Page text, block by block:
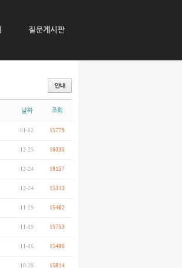
질문게시판
날짜 조회
01-02 15779
12-25 16035
12-24 18157
12-24 15313
11-29 15462
11-19 15753
11-16 15406
10-28 15814